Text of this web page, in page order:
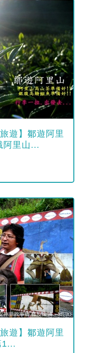
遊】鄒遊阿里
阿里山...
遊】鄒遊阿里
1...